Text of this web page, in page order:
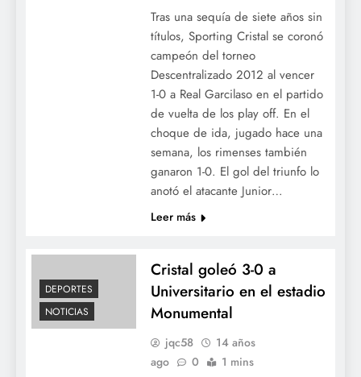
Tras una sequía de siete años sin
títulos, Sporting Cristal se coronó
campeón del torneo
Descentralizado 2012 al vencer
1-0 a Real Garcilaso en el partido
de vuelta de los play off. En el
choque de ida, jugado hace una
semana, los rimenses también
ganaron 1-0. El gol del triunfo lo
anotó el atacante Junior…
Leer más
DEPORTES
NOTICIAS
Cristal goleó 3-0 a
Universitario en el estadio
Monumental
jqc58
14 años
ago
0 1 mins